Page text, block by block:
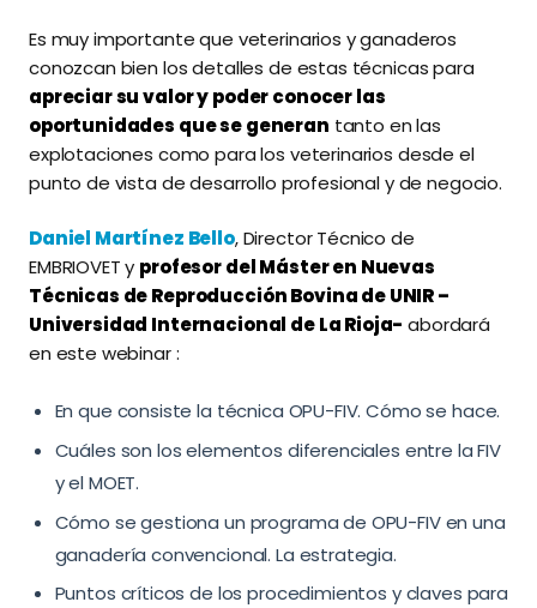
Es muy importante que veterinarios y ganaderos
conozcan bien los detalles de estas técnicas para
apreciar su valor y poder conocer las
oportunidades que se generan tanto en las
explotaciones como para los veterinarios desde el
punto de vista de desarrollo profesional y de negocio.
Daniel Martínez Bello, Director Técnico de
EMBRIOVET y profesor del Máster en Nuevas
Técnicas de Reproducción Bovina de UNIR –
Universidad Internacional de La Rioja- abordará
en este webinar :
En que consiste la técnica OPU-FIV. Cómo se hace.
Cuáles son los elementos diferenciales entre la FIV
y el MOET.
Cómo se gestiona un programa de OPU-FIV en una
ganadería convencional. La estrategia.
Puntos críticos de los procedimientos y claves para